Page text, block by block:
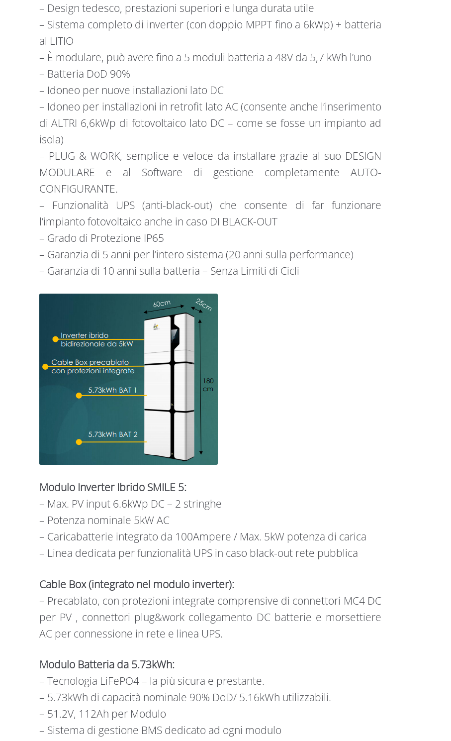
– Design tedesco, prestazioni superiori e lunga durata utile
– Sistema completo di inverter (con doppio MPPT fino a 6kWp) + batteria
al LITIO
– È modulare, può avere fino a 5 moduli batteria a 48V da 5,7 kWh l’uno
– Batteria DoD 90%
– Idoneo per nuove installazioni lato DC
– Idoneo per installazioni in retrofit lato AC (consente anche l’inserimento
di ALTRI 6,6kWp di fotovoltaico lato DC – come se fosse un impianto ad
isola)
– PLUG & WORK, semplice e veloce da installare grazie al suo DESIGN
MODULARE e al Software di gestione completamente AUTO-
CONFIGURANTE.
– Funzionalità UPS (anti-black-out) che consente di far funzionare
l’impianto fotovoltaico anche in caso DI BLACK-OUT
– Grado di Protezione IP65
– Garanzia di 5 anni per l’intero sistema (20 anni sulla performance)
– Garanzia di 10 anni sulla batteria – Senza Limiti di Cicli
Modulo Inverter Ibrido SMILE 5:
– Max. PV input 6.6kWp DC – 2 stringhe
– Potenza nominale 5kW AC
– Caricabatterie integrato da 100Ampere / Max. 5kW potenza di carica
– Linea dedicata per funzionalità UPS in caso black-out rete pubblica
Cable Box (integrato nel modulo inverter):
– Precablato, con protezioni integrate comprensive di connettori MC4 DC
per PV , connettori plug&work collegamento DC batterie e morsettiere
AC per connessione in rete e linea UPS.
Modulo Batteria da 5.73kWh:
– Tecnologia LiFePO4 – la più sicura e prestante.
– 5.73kWh di capacità nominale 90% DoD/ 5.16kWh utilizzabili.
– 51.2V, 112Ah per Modulo
– Sistema di gestione BMS dedicato ad ogni modulo